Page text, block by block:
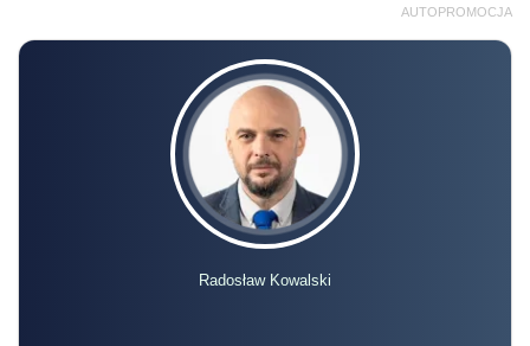
AUTOPROMOCJA
Radosław Kowalski